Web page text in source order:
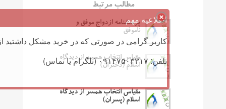
مطالب مرتبط
پرسشنامه ازدواج موفق و
ناموفق
مقیاس انتخاب همسر از دیدگاه
اسلام (دختران)
مقیاس انتخاب همسر از دیدگاه
اسلام (پسران)
اطلاعیه مهم
کاربر گرامی در صورتی که در خرید مشکل داشتید
تلفن: ۰۹۱۴۷۵۰۳۳۱۷ (تلگرام یا تماس)